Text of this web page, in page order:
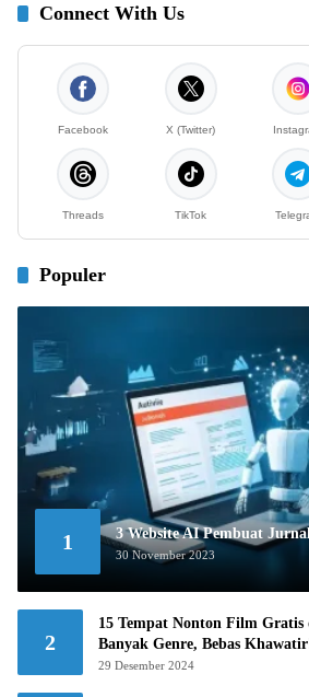
Connect With Us
Facebook X (Twitter)
Threads TikTok
Populer
1 3 Website AI Pembuat
30 November 2023
2
15 Tempat Nonton Film Gratis
Banyak Genre, Bebas
29 Desember 2024